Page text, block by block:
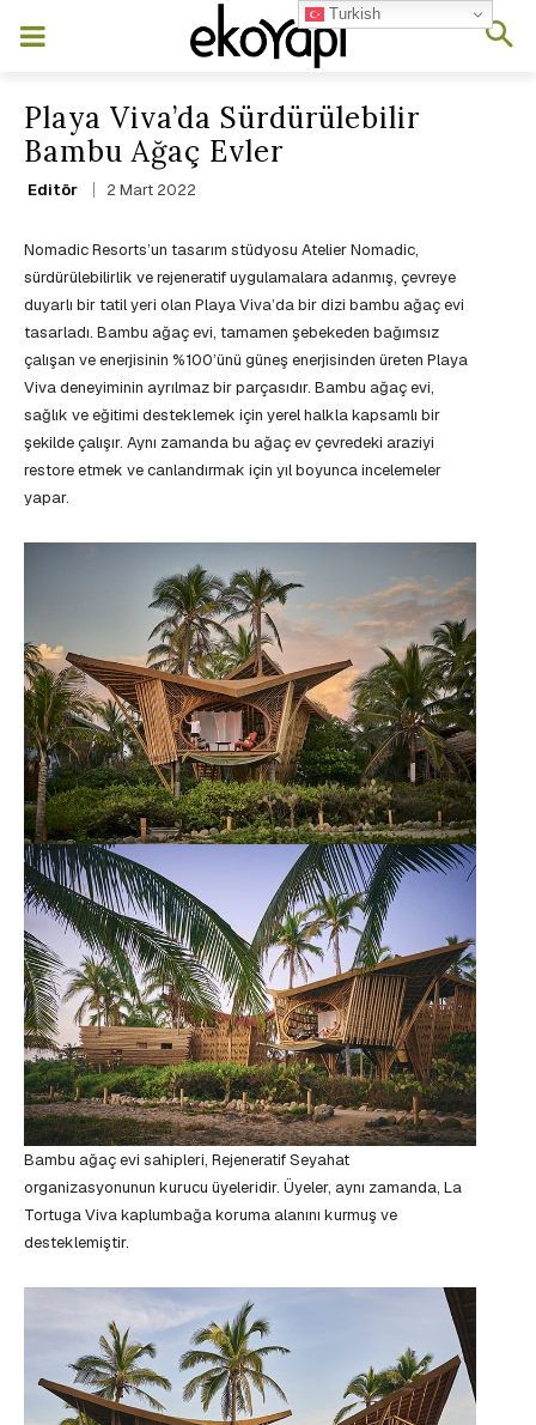
Playa Viva’da Sürdürülebilir
Bambu Ağaç Evler
Editör 2 Mart 2022
Nomadic Resorts’un tasarım stüdyosu Atelier Nomadic,
sürdürülebilirlik ve rejeneratif uygulamalara adanmış, çevreye
duyarlı bir tatil yeri olan Playa Viva’da bir dizi bambu ağaç evi
tasarladı. Bambu ağaç evi, tamamen şebekeden bağımsız
çalışan ve enerjisinin %100’ünü güneş enerjisinden üreten Playa
Viva deneyiminin ayrılmaz bir parçasıdır. Bambu ağaç evi,
sağlık ve eğitimi desteklemek için yerel halkla kapsamlı bir
şekilde çalışır. Aynı zamanda bu ağaç ev çevredeki araziyi
restore etmek ve canlandırmak için yıl boyunca incelemeler
yapar.
Bambu ağaç evi sahipleri, Rejeneratif Seyahat
organizasyonunun kurucu üyeleridir. Üyeler, aynı zamanda, La
Tortuga Viva kaplumbağa koruma alanını kurmuş ve
desteklemiştir.
Turkish